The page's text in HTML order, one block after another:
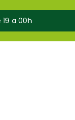
a 00h